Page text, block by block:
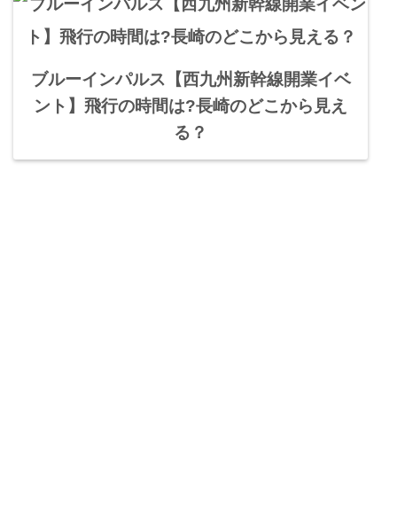
ブルーインパルス【西九州新幹線開業イベ
ント】飛行の時間は?長崎のどこから見え
る？